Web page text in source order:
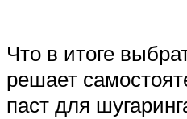
Что в итоге
решает
паст для